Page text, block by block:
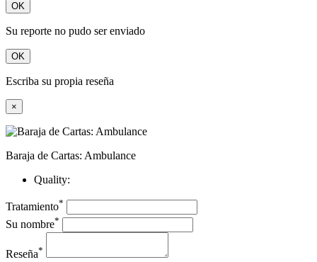
OK
Su reporte no pudo ser enviado
OK
Escriba su propia reseña
×
Baraja de Cartas: Ambulance
Quality:
Tratamiento*
Su nombre*
Reseña*